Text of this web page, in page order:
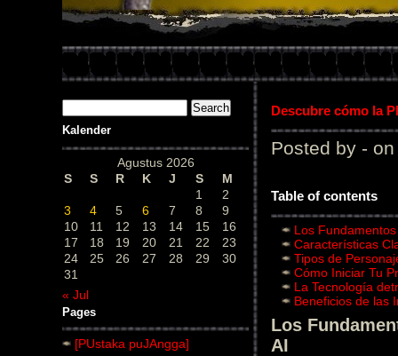
Kalender
Agustus 2026
S
S R K J S
M
1
2
3
4 5 6 7 8
9
10
11 12 13 14 15
16
17
18 19 20 21 22
23
24
25 26 27 28 29
30
31
« Jul
Pages
[PUstaka puJAngga]
Descubre cómo la
Posted by - on
Table of contents
Los
Características
Tipos de
Cómo Iniciar Tu
La Tecnología
Beneficios de las
Los
AI